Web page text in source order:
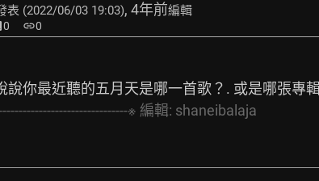
表 (2022/06/03 19:03), 4年前編輯
0 link0
說你最近聽的五月天是哪一首歌？. 或是哪張專
※ 編輯: shaneibalaja